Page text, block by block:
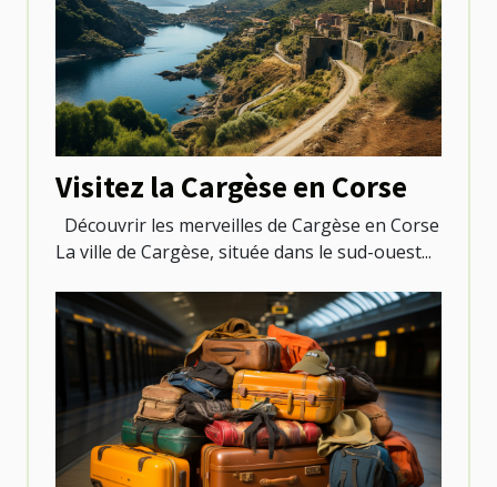
Visitez la Cargèse en Corse
Découvrir les merveilles de Cargèse en Corse
La ville de Cargèse, située dans le sud-ouest...